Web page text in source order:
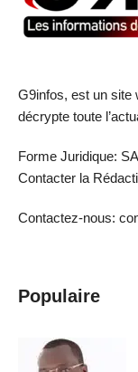
G9infos, est un site
décrypte toute
Forme Juridique:
Contacter la
Contactez-nous:
Populaire